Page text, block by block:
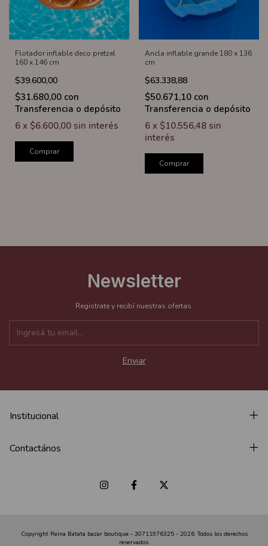
Flotador inflable deco pretzel
160 x 146 cm
$39.600,00
$31.680,00 con
Transferencia o depósito
6 x $6.600,00 sin interés
Comprar
Ancla inflable grande 180 x 136
cm
$63.338,88
$50.671,10 con
Transferencia o depósito
6 x $10.556,48 sin
interés
Comprar
Newsletter
Registrate y recibí nuestras ofertas.
Institucional
Contactános
Copyright Reina Batata bazar boutique - 30711976325 - 2026. Todos los derechos
reservados.